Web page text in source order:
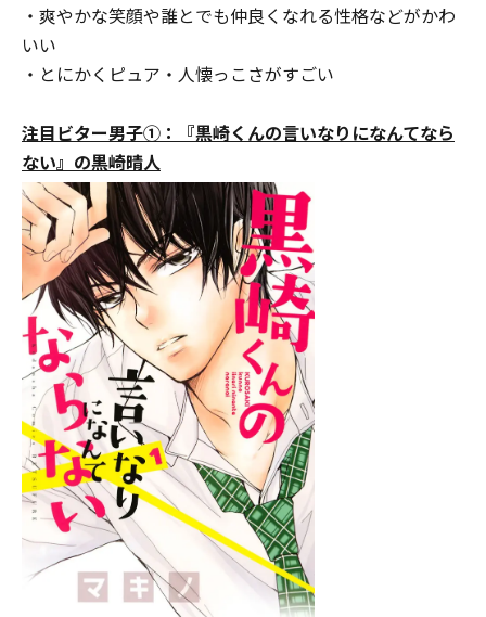
・爽やかな笑顔や誰とでも仲良くなれる性格などがかわ
いい
・とにかくピュア・人懐っこさがすごい
注目ビター男子①：『黒崎くんの言いなりになんてなら
ない』の黒崎晴人